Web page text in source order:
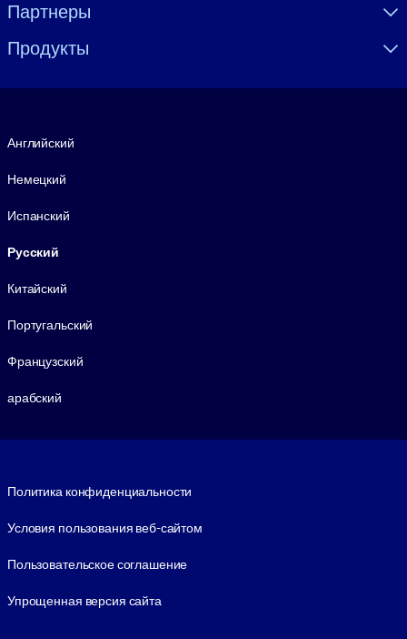
Партнеры
Продукты
Английский
Немецкий
Испанский
Русский
Китайский
Португальский
Французский
арабский
Политика конфиденциальности
Условия пользования веб-сайтом
Пользовательское соглашение
Упрощенная версия сайта